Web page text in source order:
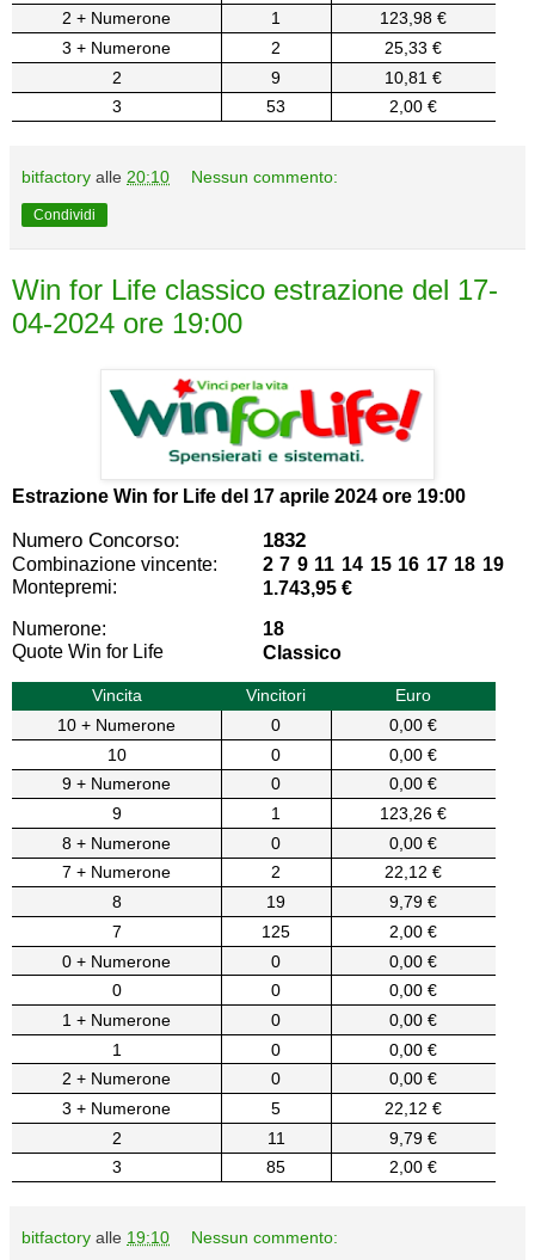
2 + Numerone
1
123,98 €
3 + Numerone
2
25,33 €
2
9
10,81 €
3
53 2,00 €
bitfactory alle 20:10 Nessun commento:
Condividi
Win for Life classico estrazione del 17-
04-2024 ore 19:00
Estrazione Win for Life del 17 aprile 2024 ore 19:00
Numero Concorso: 1832
Combinazione vincente:
2 7 9 11 14 15 16 17 18 19
Montepremi:
1.743,95 €
Numerone:
18
Quote Win for Life
Classico
Vincita Vincitori
Euro
10 + Numerone
0
0,00 €
10
0
0,00 €
9 + Numerone
0
0,00 €
9
1
123,26 €
8 + Numerone
0
0,00 €
7 + Numerone
2
22,12 €
8
19
9,79 €
7
125
2,00 €
0 + Numerone
0
0,00 €
0
0
0,00 €
1 + Numerone
0
0,00 €
1
0
0,00 €
2 + Numerone
0
0,00 €
3 + Numerone
5
22,12 €
2
11
9,79 €
3
85 2,00 €
bitfactory alle 19:10 Nessun commento: